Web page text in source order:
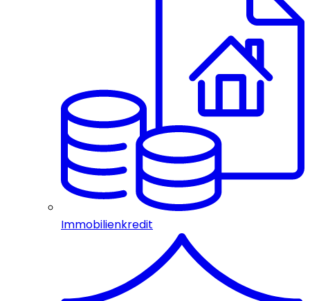
Immobilienkredit